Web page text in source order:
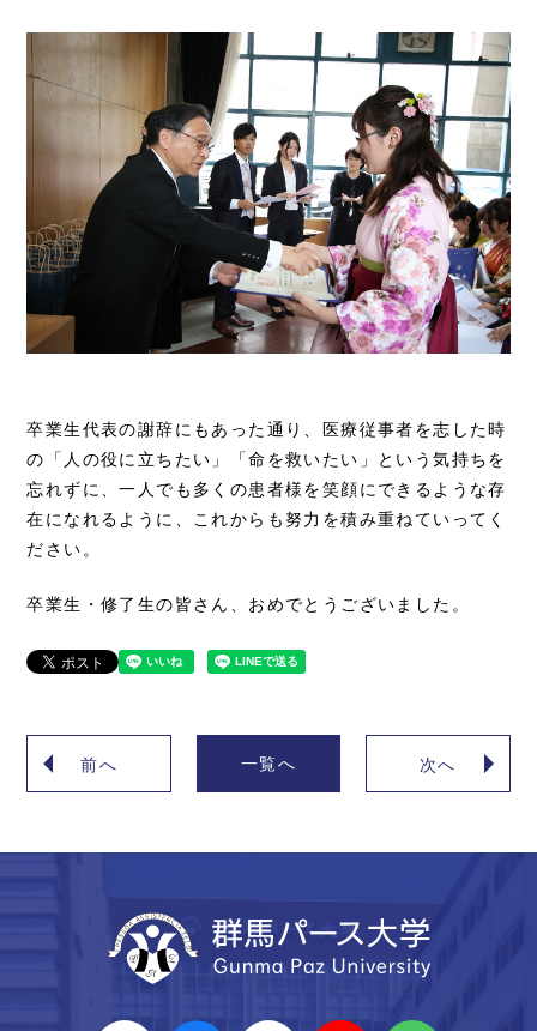
卒業生代表の謝辞にもあった通り、医療従事者を志した時
の「人の役に立ちたい」「命を救いたい」という気持ちを
忘れずに、一人でも多くの患者様を笑顔にできるような存
在になれるように、これからも努力を積み重ねていってく
ださい。
卒業生・修了生の皆さん、おめでとうございました。
前へ 一覧へ 次へ